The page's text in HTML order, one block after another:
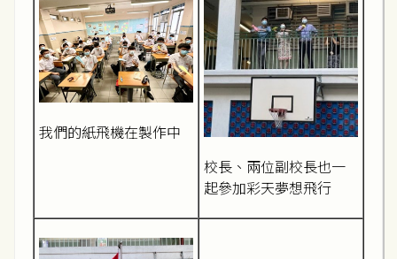
我們的紙飛機在製作中
校長、兩位副校長也一
起參加彩天夢想飛行